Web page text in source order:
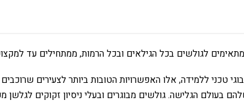
לגולשים בכל הגילאים ובכל הרמות, ממתחילים עד
טכני ללמידה, אלו האפשרויות הטובות ביותר לצעירים
בעולם הגלישה. גולשים מבוגרים ובעלי ניסיון זקוקים